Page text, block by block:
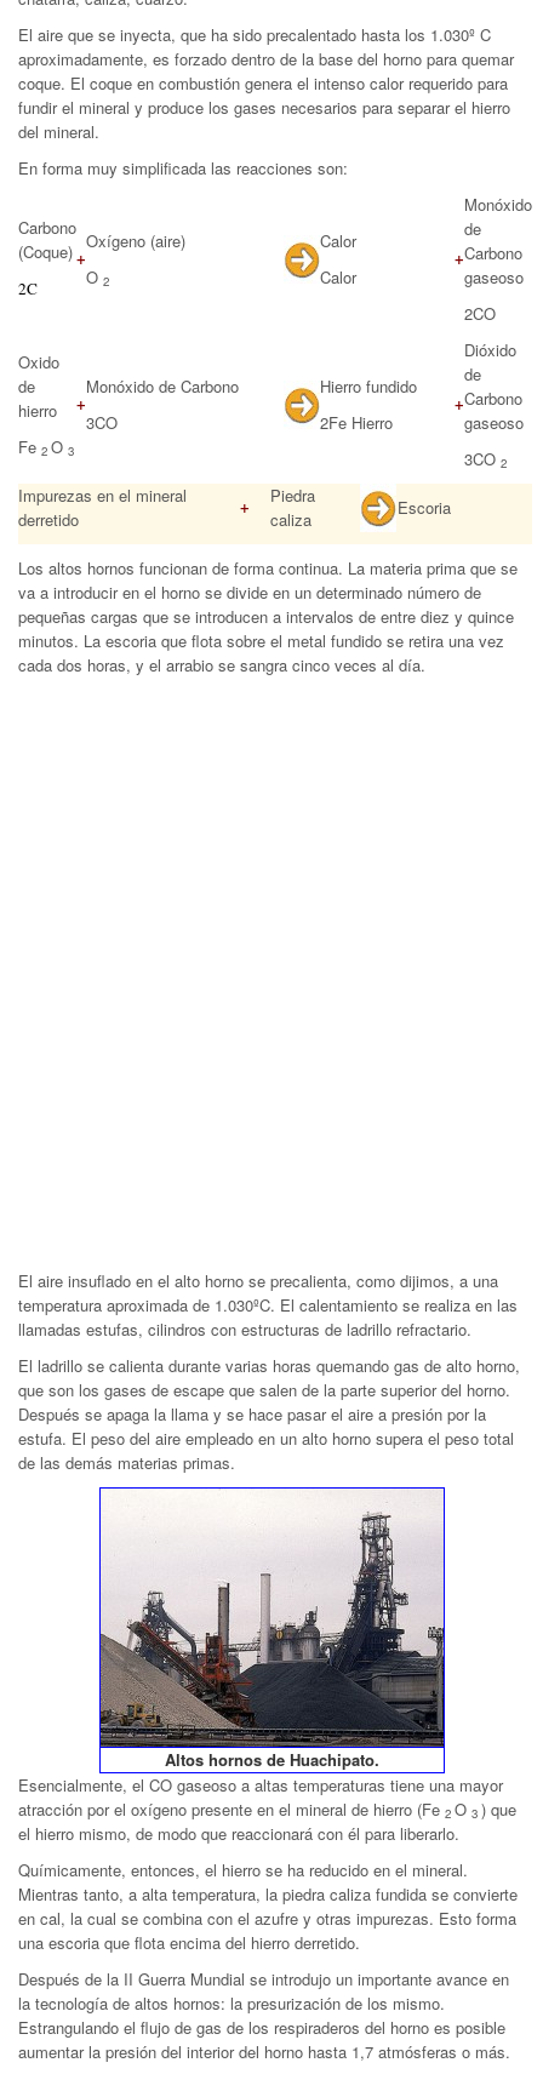
El aire que se inyecta, que ha sido precalentado hasta los 1.030º C
aproximadamente, es forzado dentro de la base del horno para quemar
coque. El coque en combustión genera el intenso calor requerido para
fundir el mineral y produce los gases necesarios para separar el hierro
del mineral.
En forma muy simplificada las reacciones son:
Carbono
(Coque)
2C
+
Oxígeno (aire)
O 2
Calor
Calor
+
Monóxido
de
Carbono
gaseoso
2CO
Oxido
de
hierro
Fe 2 O 3
+
Monóxido de Carbono
3CO
Hierro fundido
2Fe Hierro
+
Dióxido
de
Carbono
gaseoso
3CO 2
Impurezas en el mineral
derretido
+
Piedra
caliza
Escoria
Los altos hornos funcionan de forma continua. La materia prima que se
va a introducir en el horno se divide en un determinado número de
pequeñas cargas que se introducen a intervalos de entre diez y quince
minutos. La escoria que flota sobre el metal fundido se retira una vez
cada dos horas, y el arrabio se sangra cinco veces al día.
El aire insuflado en el alto horno se precalienta, como dijimos, a una
temperatura aproximada de 1.030ºC. El calentamiento se realiza en las
llamadas estufas, cilindros con estructuras de ladrillo refractario.
El ladrillo se calienta durante varias horas quemando gas de alto horno,
que son los gases de escape que salen de la parte superior del horno.
Después se apaga la llama y se hace pasar el aire a presión por la
estufa. El peso del aire empleado en un alto horno supera el peso total
de las demás materias primas.
Altos hornos de Huachipato.
Esencialmente, el CO gaseoso a altas temperaturas tiene una mayor
atracción por el oxígeno presente en el mineral de hierro (Fe 2 O 3 ) que
el hierro mismo, de modo que reaccionará con él para liberarlo.
Químicamente, entonces, el hierro se ha reducido en el mineral.
Mientras tanto, a alta temperatura, la piedra caliza fundida se convierte
en cal, la cual se combina con el azufre y otras impurezas. Esto forma
una escoria que flota encima del hierro derretido.
Después de la II Guerra Mundial se introdujo un importante avance en
la tecnología de altos hornos: la presurización de los mismo.
Estrangulando el flujo de gas de los respiraderos del horno es posible
aumentar la presión del interior del horno hasta 1,7 atmósferas o más.